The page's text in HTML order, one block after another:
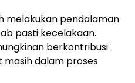
melakukan pendalaman
pasti kecelakaan.
berkontribusi
dalam proses